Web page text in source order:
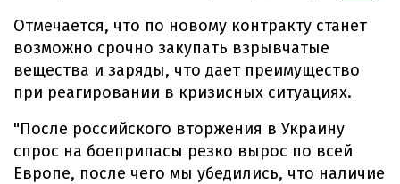
Отмечается, что по новому контракту станет
возможно срочно закупать взрывчатые
вещества и заряды, что дает преимущество
при реагировании в кризисных ситуациях.
"После российского вторжения в Украину
спрос на боеприпасы резко вырос по всей
Европе, после чего мы убедились, что наличие